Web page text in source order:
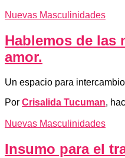
Nuevas Masculinidades
Hablemos de las
amor.
Un espacio para
Por Crisalida Tucuman,
Nuevas Masculinidades
Insumo para el